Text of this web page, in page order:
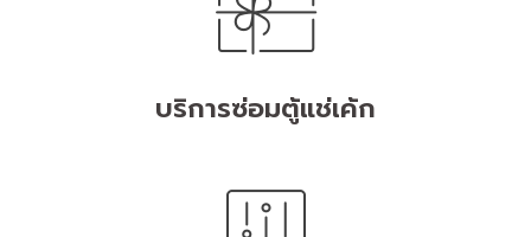
บริการซ่อมตู้แช่เค้ก